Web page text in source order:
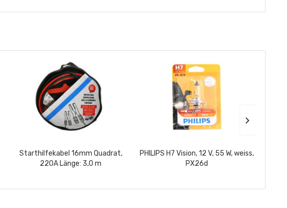
Starthilfekabel 16mm Quadrat,
220A Länge: 3,0 m
PHILIPS H7 Vision, 12 V, 55 W, weiss,
PX26d